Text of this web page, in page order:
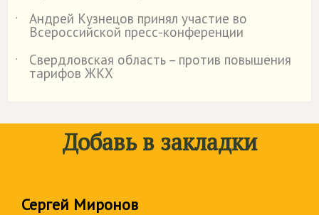
˙
Андрей Кузнецов принял участие во
Всероссийской пресс-конференции
˙
Свердловская область – против повышения
тарифов ЖКХ
Добавь в закладки
Сергей Миронов